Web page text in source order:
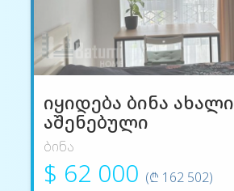
იყიდება ბინა ახალი
აშენებული
ბინა
$ 62 000 (₾ 162 502)